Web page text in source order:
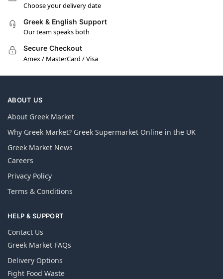
Choose your delivery date
Greek & English Support
Our team speaks both
Secure Checkout
Amex / MasterCard / Visa
ABOUT US
About Greek Market
Why Greek Market? Greek Supermarket Online in the UK
Greek Market News
Careers
Privacy Policy
Terms & Conditions
HELP & SUPPORT
Contact Us
Greek Market FAQs
Delivery Options
Fight Food Waste